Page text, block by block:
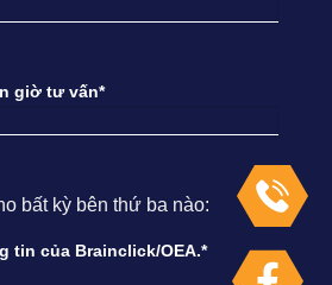
giờ tư vấn*
bất kỳ bên thứ ba nào:
tin của Brainclick/OEA.*